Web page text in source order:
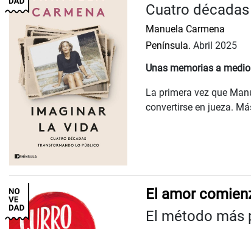
Cuatro
Manuela Carmena
Península. Abril 2025
Unas memorias a
La primera vez que
convertirse en jueza.
El amor
El método más